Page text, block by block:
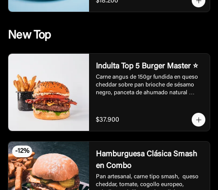
New Top
Indulta Top 5 Burger Master ⭐
Carne angus de 150gr fundida en queso
cheddar sobre pan brioche de sésamo
negro, panceta de ahumado natural
truffle, cebollas grillé en balsámico.
Acompañada de rúgula, tomate fresco y
cebolla crispy, con un toque final de
$37.900
-12%
Hamburguesa Clásica Smash
en Combo
Pan artesanal, carne tipo smash,  queso
cheddar, tomate, cogollo europeo,